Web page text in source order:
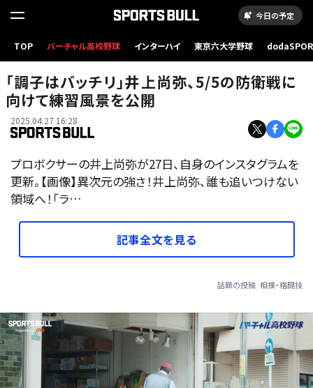
今日の予定
TOP バーチャル高校野球 インターハイ 東京六大学野球
「調子はバッチリ」井上尚弥、5/5の防衛戦に
向けて練習風景を公開
2025.04.27 16:28
プロボクサーの井上尚弥が27日、自身のインスタグラムを
更新。【画像】異次元の強さ！井上尚弥、誰も追いつけない
領域へ！「ラ…
記事全文を見る
話題の投稿 相撲・格闘技